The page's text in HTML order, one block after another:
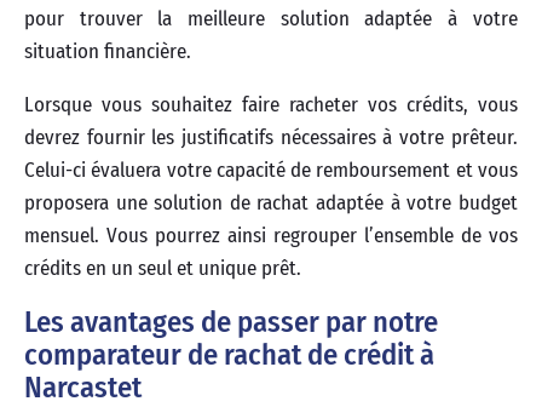
pour trouver la meilleure solution adaptée à votre
situation financière.
Lorsque vous souhaitez faire racheter vos crédits, vous
devrez fournir les justificatifs nécessaires à votre prêteur.
Celui-ci évaluera votre capacité de remboursement et vous
proposera une solution de rachat adaptée à votre budget
mensuel. Vous pourrez ainsi regrouper l’ensemble de vos
crédits en un seul et unique prêt.
Les avantages de passer par notre
comparateur de rachat de crédit à
Narcastet